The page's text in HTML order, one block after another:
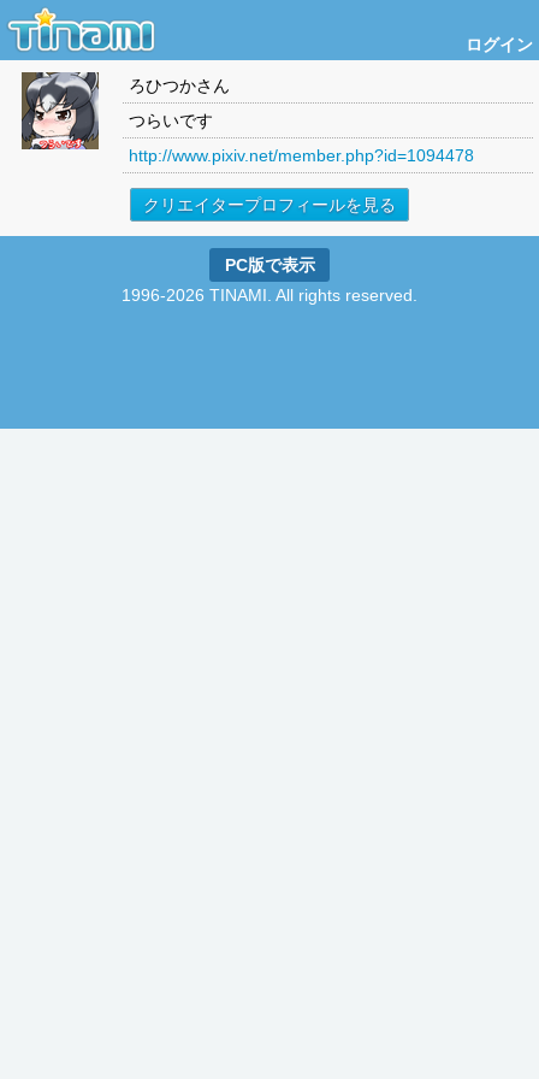
ログイン
ろひつかさん
つらいです
http://www.pixiv.net/member.php?id=1094478
クリエイタープロフィールを見る
PC版で表示
1996-2026 TINAMI. All rights reserved.